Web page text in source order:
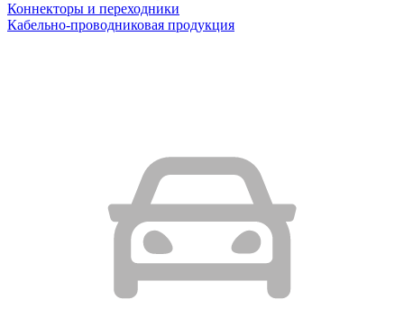
Коннекторы и переходники
Кабельно-проводниковая продукция